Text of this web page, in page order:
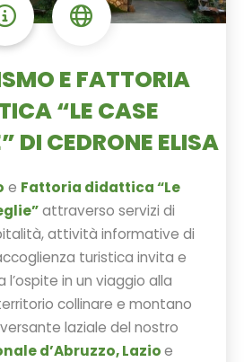
E FATTORIA
“LE CASE
DI CEDRONE ELISA
e Fattoria didattica “Le
attraverso servizi di
attività informative di
turistica invita e
in un viaggio alla
collinare e montano
laziale del nostro
d’Abruzzo, Lazioe